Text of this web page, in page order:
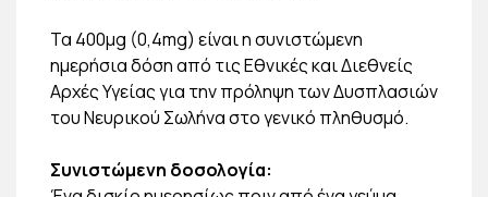
Τα 400μg (0,4mg) είναι η συνιστώμενη
ημερήσια δόση από τις Εθνικές και Διεθνείς
Αρχές Υγείας για την πρόληψη των Δυσπλασιών
του Νευρικού Σωλήνα στο γενικό πληθυσμό.
Συνιστώμενη δοσολογία: